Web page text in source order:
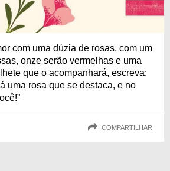
com uma dúzia de rosas, com um
onze serão vermelhas e uma
que o acompanhará, escreva:
uma rosa que se destaca, e no
COMPARTILHAR